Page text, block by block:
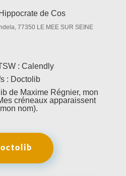
de Cos
77350 LE MEE SUR SEINE
: Calendly
: Doctolib
de Maxime Régnier, mon
créneaux apparaissent
nom).